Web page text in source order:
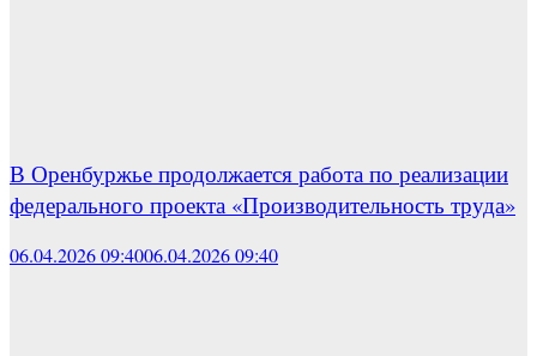
В Оренбуржье продолжается работа по реализации
федерального проекта «Производительность труда»
06.04.2026 09:4006.04.2026 09:40